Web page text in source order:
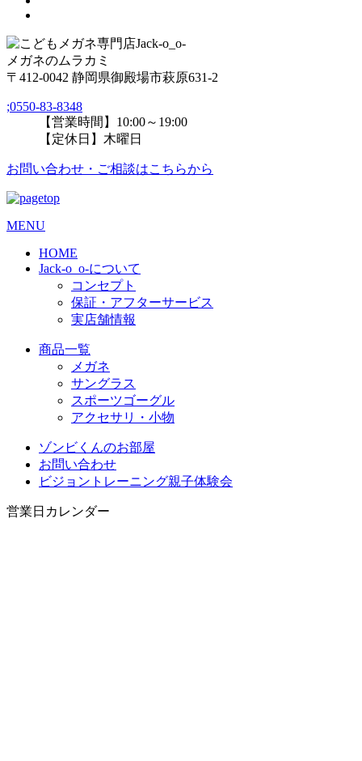
メガネのムラカミ
〒412-0042 静岡県御殿場市萩原631-2
;0550-83-8348
【営業時間】10:00～19:00
【定休日】木曜日
お問い合わせ・ご相談はこちらから
MENU
HOME
Jack-o_o-について
コンセプト
保証・アフターサービス
実店舗情報
商品一覧
メガネ
サングラス
スポーツゴーグル
アクセサリ・小物
ゾンビくんのお部屋
お問い合わせ
ビジョントレーニング親子体験会
営業日カレンダー